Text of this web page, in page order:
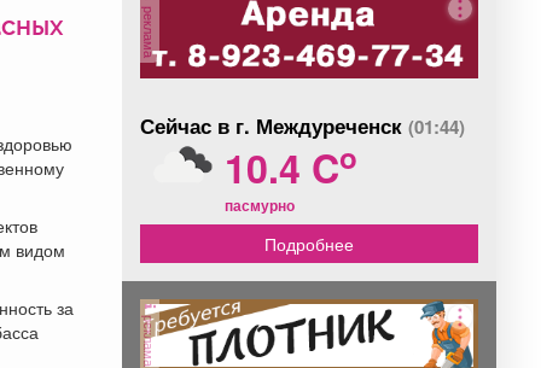
видом
за
реклама
Сейчас в г. Междуреченск (01:44)
10.4 Co
пасмурно
Подробнее
реклама